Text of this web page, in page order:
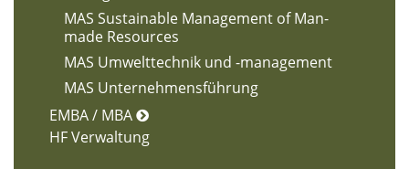
MAS Sustainable Management of Man-
made Resources
MAS Umwelttechnik und -management
MAS Unternehmensführung
EMBA / MBA
HF Verwaltung